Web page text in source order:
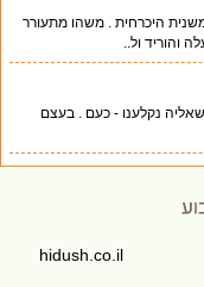
היכרחית . משהו מתעורר
ול..
נקלענו - כעם . בעצם
hidush.co.il